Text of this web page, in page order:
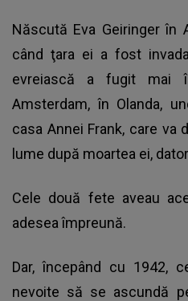
Născută Eva Geiringer în
când ţara ei a fost
evreiască a fugit mai
Amsterdam, în Olanda,
casa Annei Frank, care va
lume după moartea ei,
Cele două fete aveau
adesea împreună.
Dar, începând cu 1942,
nevoite să se ascundă